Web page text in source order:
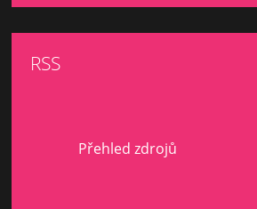
RSS
Přehled zdrojů